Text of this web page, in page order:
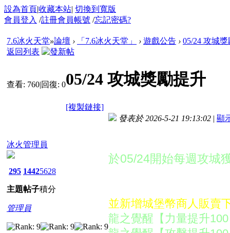
設為首頁|收藏本站| 切換到寬版
會員登入 /註冊會員帳號 /忘記密碼?
7.6冰火天堂»論壇 › 「7.6冰火天堂」 › 遊戲公告 › 05/24 攻城
返回列表
查看: 760|回復: 005/24 攻城獎勵提升
[複製鏈接]
冰火管理員
295
主題
1442
帖子
5628
積分
管理員
發表於 2026-5-21 19:13:02 | 顯
於05/24開始每週攻城
並新增城堡幣商人販賣
龍之覺醒【力量提升